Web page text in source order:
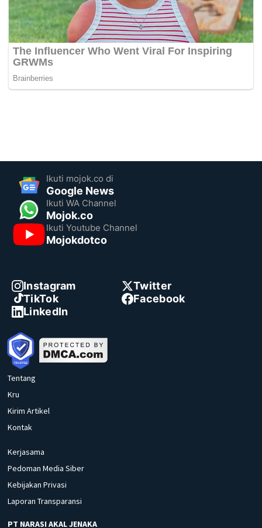
Ikuti mojok.co di
Google News
Ikuti WA Channel
Mojok.co
Ikuti Youtube Channel
Mojokdotco
Instagram
Twitter
TikTok
Facebook
LinkedIn
Tentang
Kru
Kirim Artikel
Kontak
Kerjasama
Pedoman Media Siber
Kebijakan Privasi
Laporan Transparansi
PT NARASI AKAL JENAKA